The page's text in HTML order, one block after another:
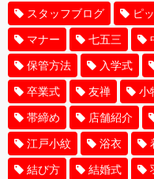
スタッフブログ ピ
マナー 七五三
保管方法 入学式
卒業式 友禅 小
帯締め 店舗紹介
江戸小紋 浴衣
結び方 結婚式